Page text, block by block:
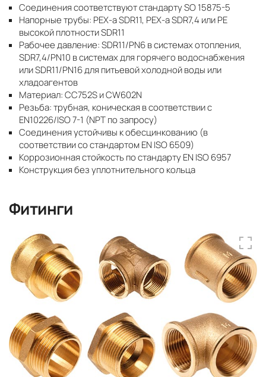
Соединения соответствуют стандарту SO 15875-5
Напорные трубы: PEХ-a SDR11, PEХ-a SDR7,4 или PE
высокой плотности SDR11
Рабочее давление: SDR11/PN6 в системах отопления,
SDR7,4/PN10 в системах для горячего водоснабжения
или SDR11/PN16 для питьевой холодной воды или
хладоагентов
Материал: CC752S и CW602N
Резьба: трубная, коническая в соответствии с
EN10226/ISO 7-1 (NPT по запросу)
Соединения устойчивы к обесцинкованию (в
соответствии со стандартом EN ISO 6509)
Коррозионная стойкость по стандарту EN ISO 6957
Конструкция без уплотнительного кольца
Фитинги